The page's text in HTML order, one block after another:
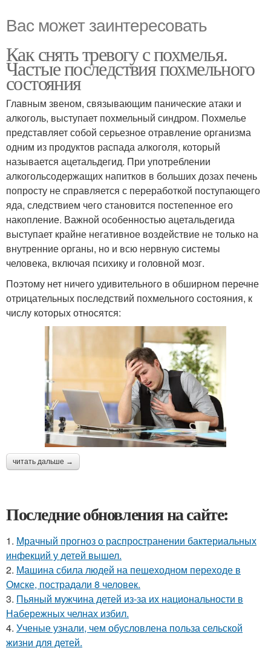
Вас может заинтересовать
Как снять тревогу с похмелья.
Частые последствия похмельного
состояния
Главным звеном, связывающим панические атаки и
алкоголь, выступает похмельный синдром. Похмелье
представляет собой серьезное отравление организма
одним из продуктов распада алкоголя, который
называется ацетальдегид. При употреблении
алкогольсодержащих напитков в больших дозах печень
попросту не справляется с переработкой поступающего
яда, следствием чего становится постепенное его
накопление. Важной особенностью ацетальдегида
выступает крайне негативное воздействие не только на
внутренние органы, но и всю нервную системы
человека, включая психику и головной мозг.
Поэтому нет ничего удивительного в обширном перечне
отрицательных последствий похмельного состояния, к
числу которых относятся:
читать дальше →
Последние обновления на сайте:
1. Мрачный прогноз о распространении бактериальных
инфекций у детей вышел.
2. Машина сбила людей на пешеходном переходе в
Омске, пострадали 8 человек.
3. Пьяный мужчина детей из-за их национальности в
Набережных челнах избил.
4. Ученые узнали, чем обусловлена польза сельской
жизни для детей.